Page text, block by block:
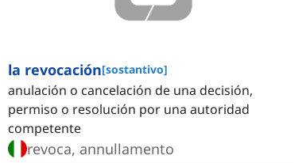
la revocación[sostantivo]
anulación o cancelación de una decisión,
permiso o resolución por una autoridad
competente
revoca, annullamento